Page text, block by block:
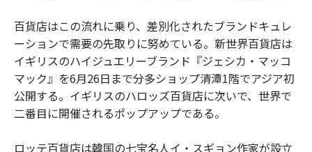
百貨店はこの流れに乗り、差別化されたブランドキュレ
ーションで需要の先取りに努めている。新世界百貨店は
イギリスのハイジュエリーブランド『ジェシカ・マッコ
マック』を6月26日まで分多ショップ清潭1階でアジア初
公開する。イギリスのハロッズ百貨店に次いで、世界で
二番目に開催されるポップアップである。
ロッテ百貨店は韓国の七宝名人イ・スギョン作家が設立